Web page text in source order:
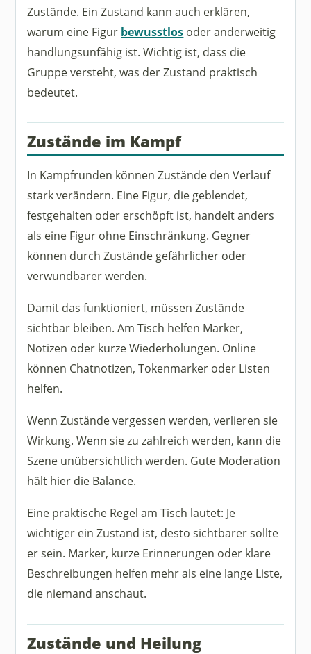
Zustände. Ein Zustand kann auch erklären,
warum eine Figur bewusstlos oder anderweitig
handlungsunfähig ist. Wichtig ist, dass die
Gruppe versteht, was der Zustand praktisch
bedeutet.
Zustände im Kampf
In Kampfrunden können Zustände den Verlauf
stark verändern. Eine Figur, die geblendet,
festgehalten oder erschöpft ist, handelt anders
als eine Figur ohne Einschränkung. Gegner
können durch Zustände gefährlicher oder
verwundbarer werden.
Damit das funktioniert, müssen Zustände
sichtbar bleiben. Am Tisch helfen Marker,
Notizen oder kurze Wiederholungen. Online
können Chatnotizen, Tokenmarker oder Listen
helfen.
Wenn Zustände vergessen werden, verlieren sie
Wirkung. Wenn sie zu zahlreich werden, kann die
Szene unübersichtlich werden. Gute Moderation
hält hier die Balance.
Eine praktische Regel am Tisch lautet: Je
wichtiger ein Zustand ist, desto sichtbarer sollte
er sein. Marker, kurze Erinnerungen oder klare
Beschreibungen helfen mehr als eine lange Liste,
die niemand anschaut.
Zustände und Heilung